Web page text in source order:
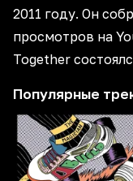
2011 году. Он
просмотров на
Together
Популярные